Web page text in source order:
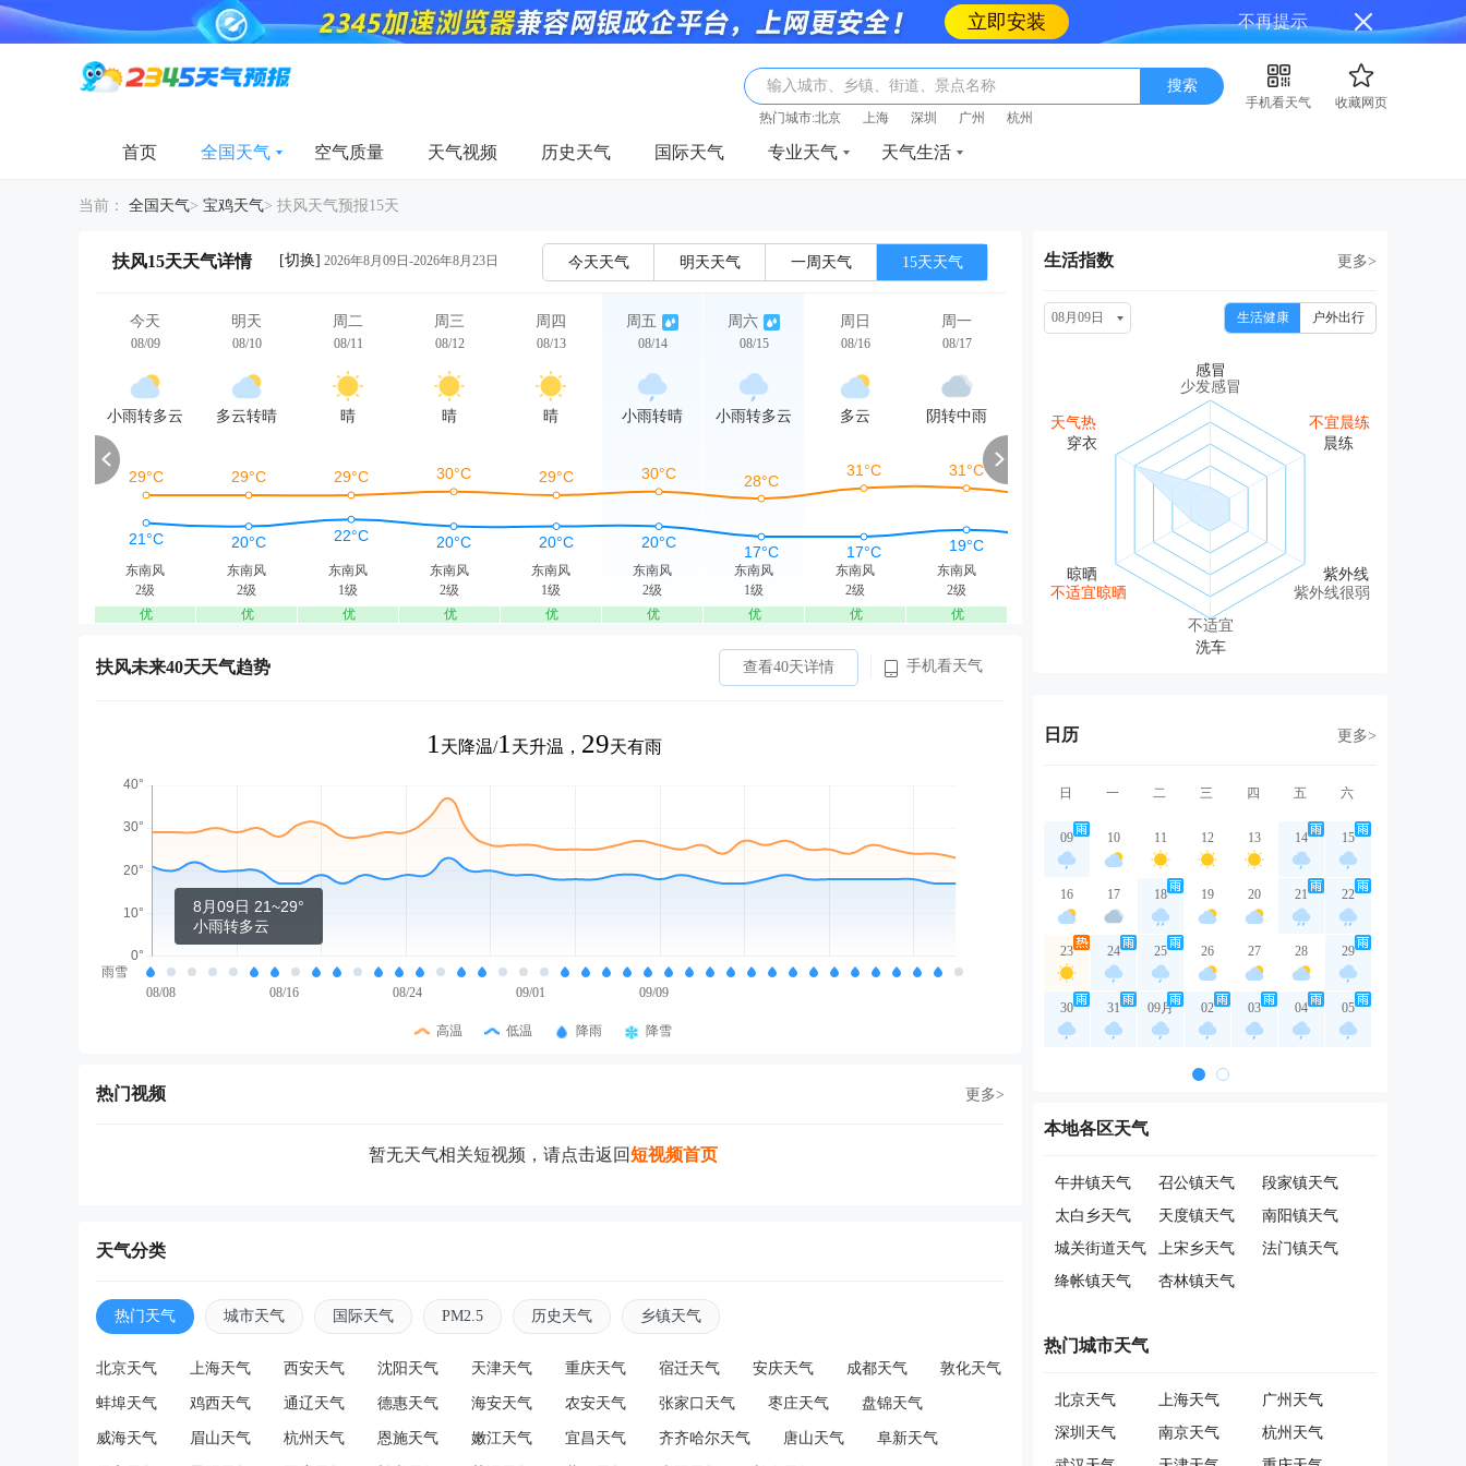
立即安装 不再提示
输入城市、乡镇、街道、景点名称 搜索
手机看天气
收藏网页
热门城市:北京 上海 深圳 广州 杭州
首页 全国天气 空气质量 天气视频 历史天气 国际天气 专业天气 天气生活
当前： 全国天气> 宝鸡天气> 扶风天气预报15天
扶风15天天气详情 [切换] 2026年8月09日-2026年8月23日 今天天气 明天天气 一周天气 15天天气
今天
08/09
小雨转多云
东南风
2级
优
明天
08/10
多云转晴
东南风
2级
优
周二
08/11
晴
东南风
1级
优
周三
08/12
晴
东南风
2级
优
周四
08/13
晴
东南风
1级
优
周五
08/14
小雨转晴
东南风
2级
优
周六
08/15
小雨转多云
东南风
1级
优
周日
08/16
多云
东南风
2级
优
周一
08/17
阴转中雨
东南风
2级
优
周二
中雨
东南风
2级
多云
东南风
2级
周四
多云转中雨
东南风
2级
周五
中雨转阴
东风
2级
扶风未来40天天气趋势 查看40天详情 手机看天气
1 天降温/1 天升温， 29天有雨
8月09日 21~29°
小雨转多云
雨雪
08/08
08/16 08/24 09/01 09/09
高温 低温 降雨 降雪
热门视频 更多>
暂无天气相关短视频，请点击返回短视频首页
天气分类
热门天气 城市天气 国际天气 PM2.5 历史天气 乡镇天气
北京天气 上海天气 西安天气 沈阳天气 天津天气 重庆天气 宿迁天气 安庆天气 成都天气 敦化天气
蚌埠天气 鸡西天气 通辽天气 德惠天气 海安天气 农安天气 张家口天气 枣庄天气 盘锦天气
威海天气 眉山天气 杭州天气 恩施天气 嫩江天气 宜昌天气 齐齐哈尔天气 唐山天气 阜新天气
生活指数 更多>
08月09日 生活健康 户外出行
少发感冒
天气热
不适宜晾晒
不适宜
紫外线很弱
不宜晨练
日历 更多>
日 一 二 三 四 五 六
09 10 11 12 13 14 15
16 17 18 19 20 21 22
23 24 25 26 27 28 29
30 31 09月 02 03 04 05
本地各区天气
午井镇天气 召公镇天气
段家镇天气
太白乡天气
天度镇天气
南阳镇天气
城关街道天气
上宋乡天气
法门镇天气
绛帐镇天气
杏林镇天气
热门城市天气
北京天气 上海天气
广州天气
深圳天气
南京天气
杭州天气